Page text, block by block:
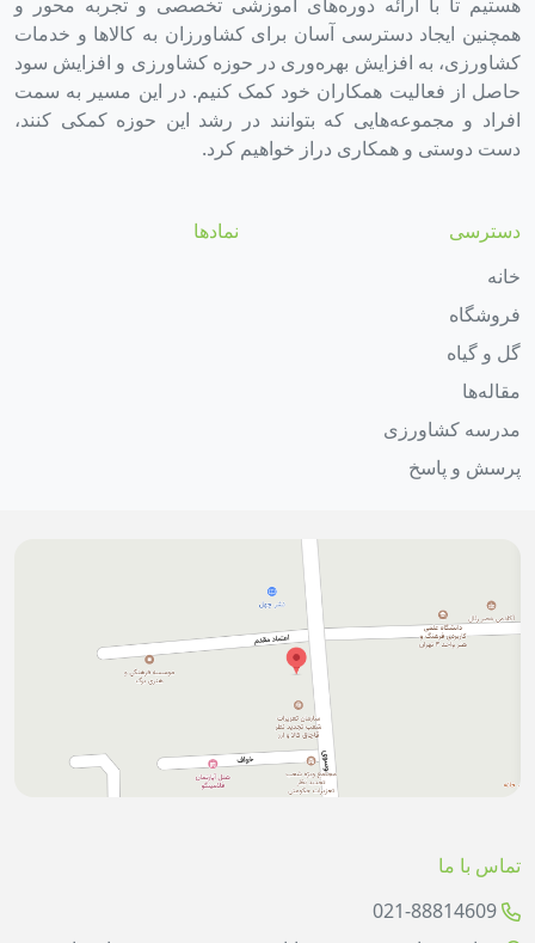
همچنین ایجاد دسترسی آسان برای کشاورزان به کالاها و خدمات
کشاورزی، به افزایش بهره‌وری در حوزه کشاورزی و افزایش سود
حاصل از فعالیت همکاران خود کمک کنیم. در این مسیر به سمت
افراد و مجموعه‌هایی که بتوانند در رشد این حوزه کمکی کنند،
دست دوستی و همکاری دراز خواهیم کرد.
دسترسی
خانه
فروشگاه
گل و گیاه
مقاله‌ها
مدرسه کشاورزی
پرسش و پاسخ
نمادها
تماس با ما
021-88814609